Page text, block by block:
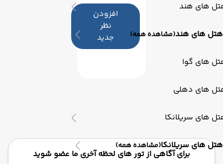
های هند
هتل های هند(مشاهده همه)
های گوا
های دهلی
های سریلانکا
هتل های سریلانکا(مشاهده همه)
افزودن
نظر
جدید
برای آگاهی از تور های لحظه آخری ما عضو شوید